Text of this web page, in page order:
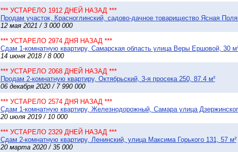
*** УСТАРЕЛО 1912 ДНЕЙ НАЗАД ***
Продам участок, Красноглинский, садово-дачное товарищество Ясная
12 мая 2021 / 3 000 000
*** УСТАРЕЛО 2974 ДНЯ НАЗАД ***
Сдам 1-комнатную квартиру, Самарская область улица Веры Ершовой, 30
14 июня 2018 / 8 000
*** УСТАРЕЛО 2068 ДНЕЙ НАЗАД ***
Продам 2-комнатную квартиру, Октябрьский, 3-я просека 250, 87.4 м²
06 декабря 2020 / 7 990 000
*** УСТАРЕЛО 2574 ДНЯ НАЗАД ***
Сдам 1-комнатную квартиру, Железнодорожный, Самара улица
20 июля 2019 / 10 000
*** УСТАРЕЛО 2329 ДНЕЙ НАЗАД ***
Сдам 2-комнатную квартиру, Ленинский, улица Максима Горького 131, 57 м²
20 марта 2020 / 35 000